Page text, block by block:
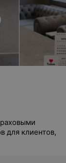
для клиентов,